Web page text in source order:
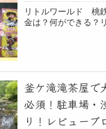
リトルワールド 桃
金は？何ができる？
釜ケ滝滝茶屋で
必須！駐車場・
り！レビューブ